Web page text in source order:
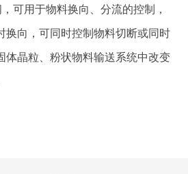
可用于物料换向、分流的控制，
换向，可同时控制物料切断或同时
体晶粒、粉状物料输送系统中改变